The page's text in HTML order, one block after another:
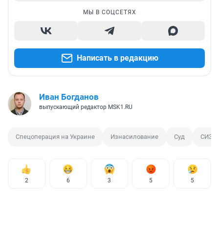
МЫ В СОЦСЕТЯХ
Написать в редакцию
Иван Богданов
выпускающий редактор MSK1.RU
Спецоперация на Украине Изнасилование Суд СИЗО
2 6 3 5 5